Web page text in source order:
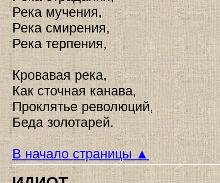
Река мучения,
Река смирения,
Река терпения,
Кровавая река,
Как сточная канава,
Проклятье революций,
Беда золотарей.
В начало страницы ▲